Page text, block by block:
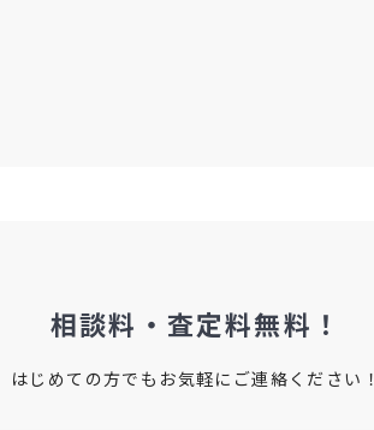
相談料・査定料無料！
はじめての方でもお気軽にご連絡ください！